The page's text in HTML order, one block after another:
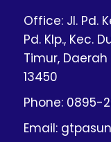
Office: Jl. Pd.
Pd. Klp., Kec.
Timur,
13450
Phone: 0895-
Email: